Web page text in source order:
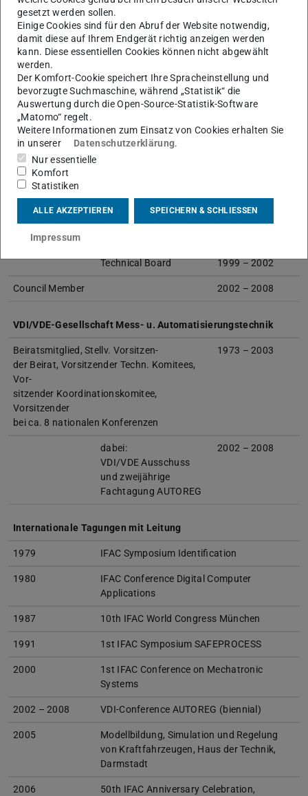
based Condition Monitoring of Gasoline
and Diesel Engines and their Components
Link
Automotive Control – Modeling and Control
of Vehicles
Link
International Federation of Automatic Control (IFAC)
Chair
Vicepresident
Technical Board 1999 – 2002
Council Member 2002 – 2008
VDI/VDE-Gesellschaft Mess- u. Automatisierungstechnik
Beiratsmitglied, Stellv. Vorsitzen-
der Beirat, Vorsitzender Techn. Komitees,
Vor-
sitzender Koordinationskomitee,
Vorsitzender
bei ca. 8 nationalen Konferenzen
1973 – 2003
dabei:
VDI/VDE Ausschuss
und zweijährige
Fachtagung AUTOREG
2002 – 2008
Internationale Tagungen mit Leitung
1979 IFAC Symposium Identification
1980
IFAC Conference Digital Computer
Applications
1987 10th IFAC World Congress München
1991 1st IFAC Symposium SAFEPROCESS
2000
1st IFAC Conference on Mechatronic
Systems
2002 – 2008 VDI-Conference AUTOREG (biennial)
2005
Modellbildung, Simulation und Regelung
von Kraftfahrzeugen, Haus der Technik,
Darmstadt
2006
50th IFAC Anniversary Celebration,
gesetzt werden sollen.
Einige Cookies sind für den Abruf der Website notwendig,
damit diese auf Ihrem Endgerät richtig anzeigen werden
kann. Diese essentiellen Cookies können nicht abgewählt
werden.
Der Komfort-Cookie speichert Ihre Spracheinstellung und
bevorzugte Suchmaschine, während „Statistik“ die
Auswertung durch die Open-Source-Statistik-Software
„Matomo“ regelt.
Weitere Informationen zum Einsatz von Cookies erhalten Sie
in unserer
Datenschutzerklärung.
Nur essentielle
Komfort
Statistiken
ALLE AKZEPTIEREN SPEICHERN & SCHLIESSEN
Impressum